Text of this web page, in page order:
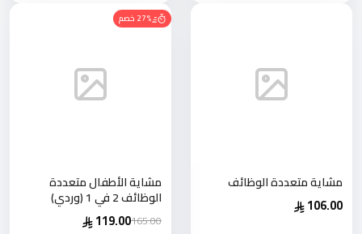
مشاية متعددة الوظائف
106.00
27% خصم
مشاية الأطفال متعددة
الوظائف 2 في 1 (وردي)
165.00
119.00